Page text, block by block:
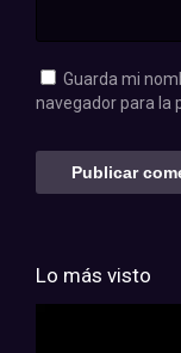
Guarda mi
navegador para la
Lo más visto